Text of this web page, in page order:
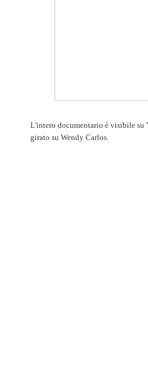
L'intero documentario è visibile su
girato su Wendy Carlos.